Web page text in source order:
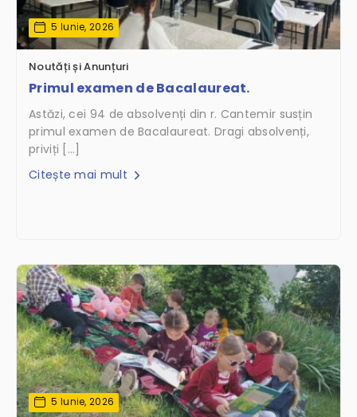
5 Iunie, 2026
Noutăți și Anunțuri
Primul examen de Bacalaureat.
Astăzi, cei 94 de absolvenți din r. Cantemir susțin
primul examen de Bacalaureat. Dragi absolvenți,
priviți […]
Citește mai mult
5 Iunie, 2026